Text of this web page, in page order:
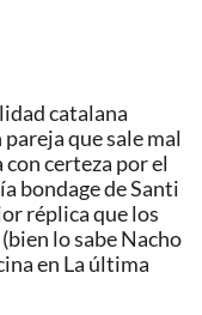
catalana
que sale mal
con certeza por el
bondage de Santi
réplica que los
lo sabe Nacho
en La última